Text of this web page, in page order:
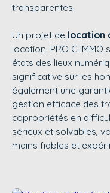
transparentes.
Un projet de location
location, PRO G IMMO
états des lieux
significative sur les
également une
gestion efficace des
copropriétés en
sérieux et solvables,
mains fiables et